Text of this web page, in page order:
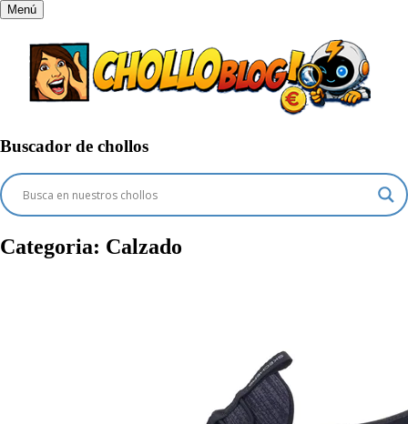
Menú
Buscador de chollos
Categoria: Calzado